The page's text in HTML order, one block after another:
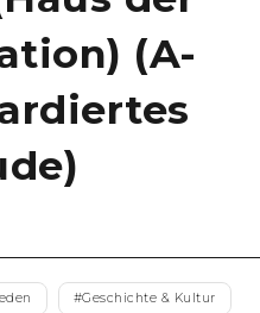
(A-
#Geschichte & Kultur